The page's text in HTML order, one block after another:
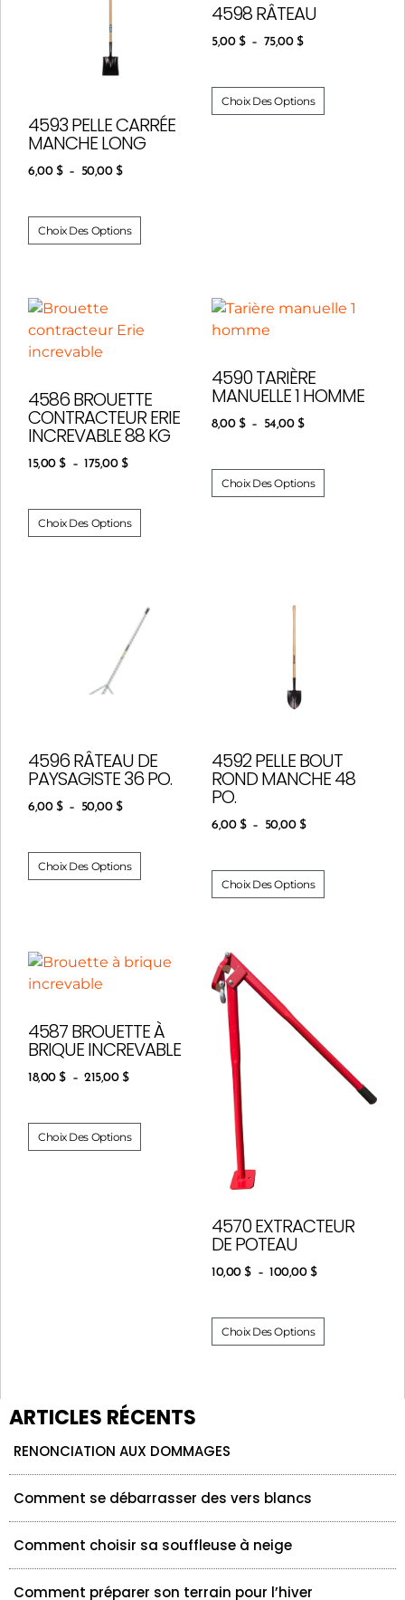
4593 PELLE CARRÉE
MANCHE LONG
6,00 $ – 50,00 $
Choix Des Options
4598 RÂTEAU
5,00 $ – 75,00 $
Choix Des Options
4586 BROUETTE
CONTRACTEUR ERIE
INCREVABLE 88 KG
15,00$ – 175,00 $
Choix Des Options
4590 TARIÈRE
MANUELLE 1 HOMME
8,00 $ – 54,00 $
Choix Des Options
4596 RÂTEAU DE
PAYSAGISTE 36 PO.
6,00 $ – 50,00 $
Choix Des Options
4592 PELLE BOUT
ROND MANCHE 48
PO.
6,00 $ – 50,00 $
Choix Des Options
4587 BROUETTE À
BRIQUE INCREVABLE
18,00$ – 215,00 $
Choix Des Options
4570 EXTRACTEUR
DE POTEAU
10,00$ – 100,00 $
Choix Des Options
ARTICLES RÉCENTS
RENONCIATION AUX DOMMAGES
Comment se débarrasser des vers blancs
Comment choisir sa souffleuse à neige
Comment préparer son terrain pour l’hiver